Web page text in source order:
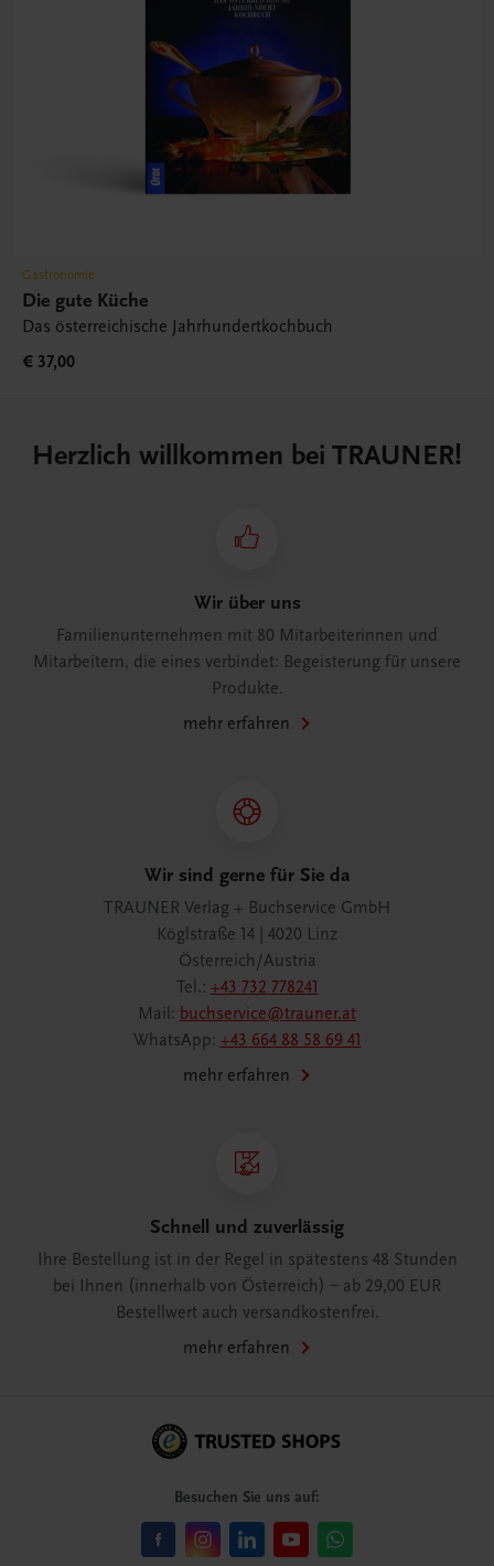
Gastronomie
Die gute Küche
Das österreichische Jahrhundertkochbuch
€ 37,00
Herzlich willkommen bei TRAUNER!
Wir über uns
Familienunternehmen mit 80 Mitarbeiterinnen und
Mitarbeitern, die eines verbindet: Begeisterung für unsere
Produkte.
mehr erfahren
Wir sind gerne für Sie da
TRAUNER Verlag + Buchservice GmbH
Köglstraße 14 | 4020 Linz
Österreich/Austria
Tel.: +43 732 778241
Mail: buchservice@trauner.at
WhatsApp: +43 664 88 58 69 41
mehr erfahren
Schnell und zuverlässig
Ihre Bestellung ist in der Regel in spätestens 48 Stunden
bei Ihnen (innerhalb von Österreich) – ab 29,00 EUR
Bestellwert auch versandkostenfrei.
mehr erfahren
Besuchen Sie uns auf: